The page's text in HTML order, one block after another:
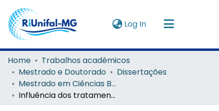
Log In(current)
Navigate by
Instructions
About
Home
Trabalhos acadêmicos
Mestrado e Doutorado
Dissertações
Mestrado em Ciências Biológicas
Influência dos tratamentos com Lactonas Sesquiterpênicas isoladas de Tithonia diversifolia, em monoterapia e combinadas ao benznidazol, durante infecção aguda experimental por Trypanosoma cruzi